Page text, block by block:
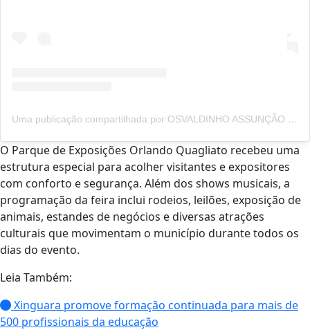
Uma publicação compartilhada por OSVALDINHO ASSUNÇÃO (@osvaldinhoassuncao)
O Parque de Exposições Orlando Quagliato recebeu uma
estrutura especial para acolher visitantes e expositores
com conforto e segurança. Além dos shows musicais, a
programação da feira inclui rodeios, leilões, exposição de
animais, estandes de negócios e diversas atrações
culturais que movimentam o município durante todos os
dias do evento.
Leia Também:
Xinguara promove formação continuada para mais de
500 profissionais da educação